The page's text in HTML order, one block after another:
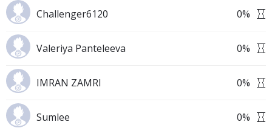
Challenger6120 0%
Valeriya Panteleeva 0%
IMRAN ZAMRI 0%
Sumlee 0%